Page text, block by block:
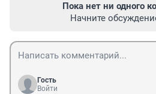
Пока нет ни одного
Начните
Гость
Войти